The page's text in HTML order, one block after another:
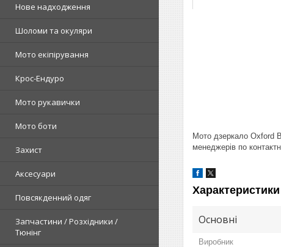
Нове надходження
Шоломи та окуляри
Мото екіпірування
Крос-Ендуро
Мото рукавички
Мото боти
Захист
Аксесуари
Повсякденний одяг
Запчастини / Розхідники /
Тюнінг
Мото дзеркало Oxford
менеджерів по
Характеристики
Основні
Виробник